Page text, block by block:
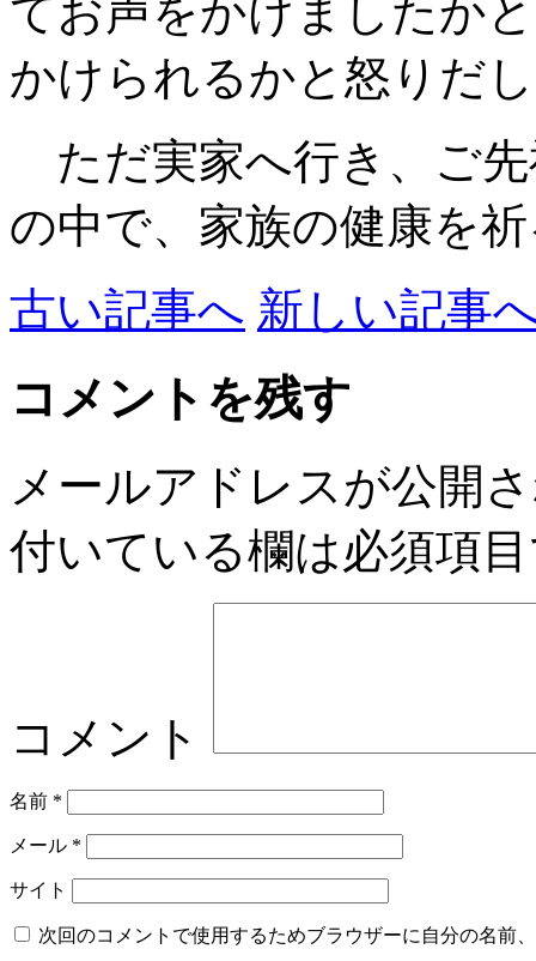
てお声をかけましたか
かけられるかと怒りだ
ただ実家へ行き、ご
の中で、家族の健康を
古い記事へ 新しい記事
コメントを残す
メールアドレスが公開
付いている欄は必須項
コメント
名前 *
メール *
サイト
次回のコメントで使用するためブラウザーに自分の名前